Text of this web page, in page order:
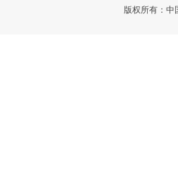
版权所有：